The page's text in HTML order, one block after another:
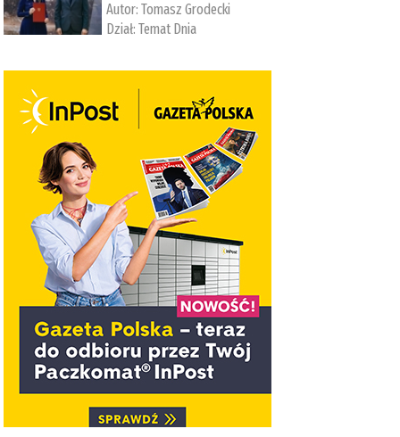
Autor:Tomasz Grodecki
Dział:Temat Dnia